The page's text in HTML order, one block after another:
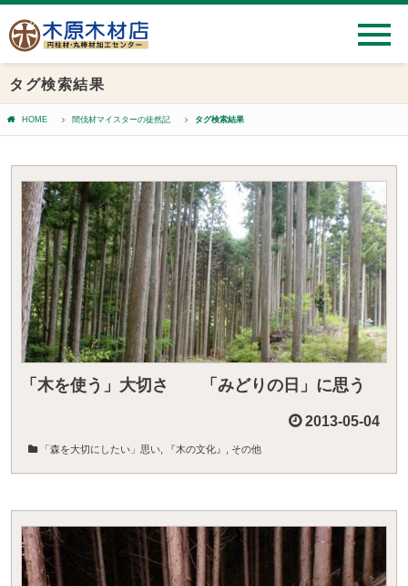
タグ検索結果
HOME 間伐材マイスターの徒然記 タグ検索結果
「木を使う」大切さ 「みどりの日」に思う
2013-05-04
「森を大切にしたい」思い 『木の文化』 その他